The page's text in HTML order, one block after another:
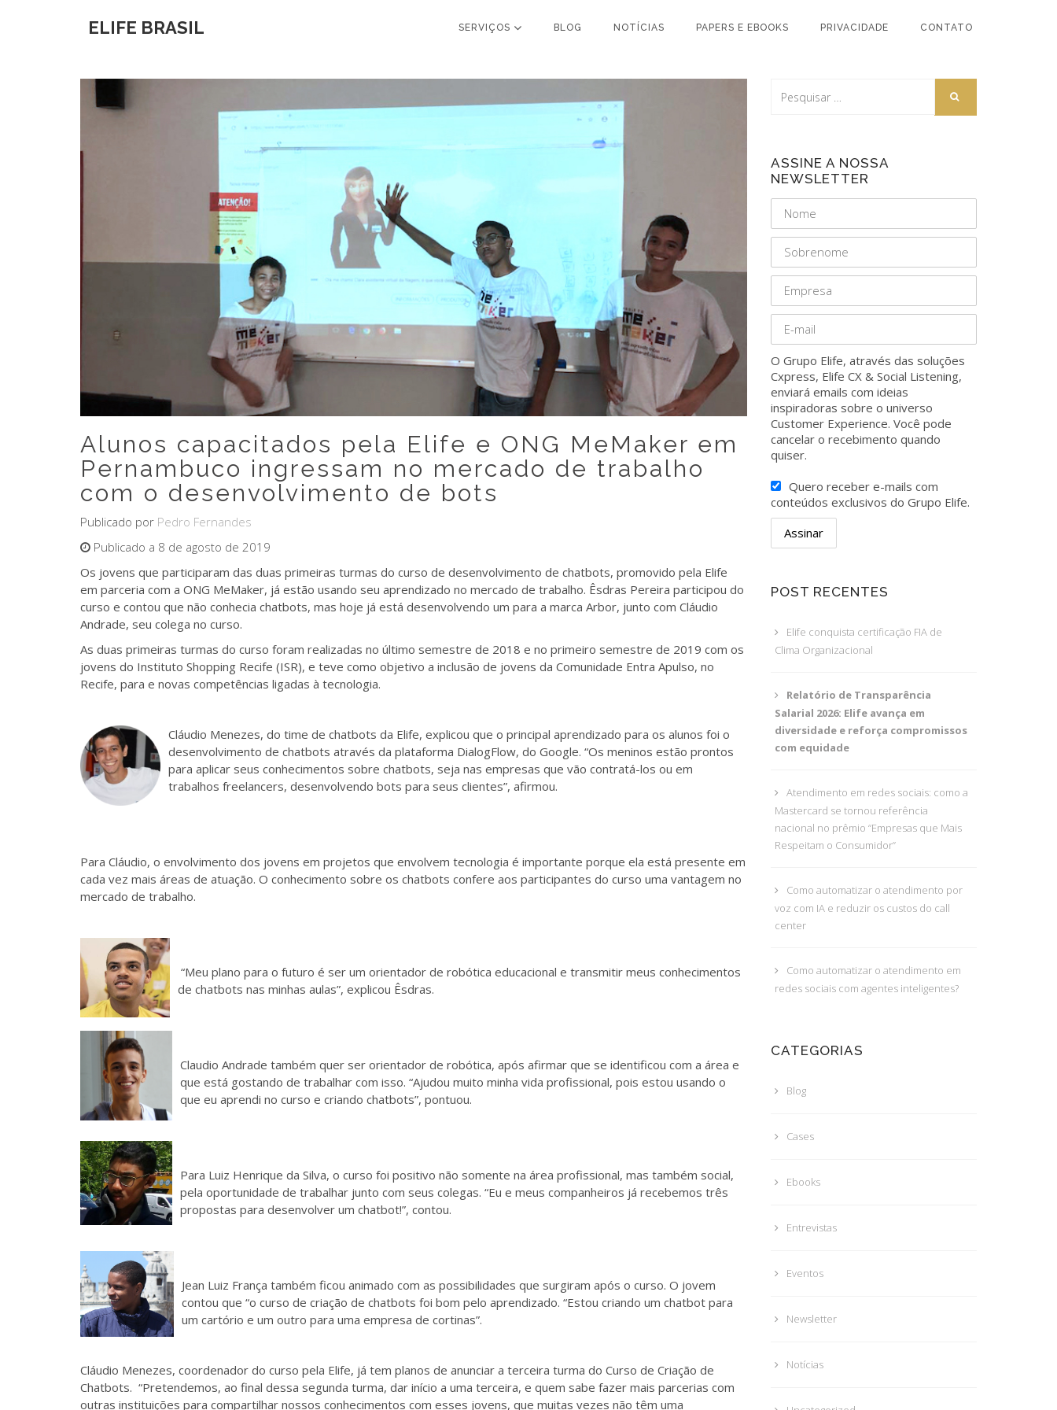
ELIFE BRASIL SERVIÇOS BLOG NOTÍCIAS PAPERS E EBOOKS PRIVACIDADE CONTATO
Alunos capacitados pela Elife e ONG MeMaker em
Pernambuco ingressam no mercado de trabalho
com o desenvolvimento de bots
Publicado por Pedro Fernandes
Publicado a 8 de agosto de 2019
Os jovens que participaram das duas primeiras turmas do curso de desenvolvimento de chatbots, promovido pela Elife
em parceria com a ONG MeMaker, já estão usando seu aprendizado no mercado de trabalho. Êsdras Pereira participou do
curso e contou que não conhecia chatbots, mas hoje já está desenvolvendo um para a marca Arbor, junto com Cláudio
Andrade, seu colega no curso.
As duas primeiras turmas do curso foram realizadas no último semestre de 2018 e no primeiro semestre de 2019 com os
jovens do Instituto Shopping Recife (ISR), e teve como objetivo a inclusão de jovens da Comunidade Entra Apulso, no
Recife, para e novas competências ligadas à tecnologia.
Cláudio Menezes, do time de chatbots da Elife, explicou que o principal aprendizado para os alunos foi o
desenvolvimento de chatbots através da plataforma DialogFlow, do Google. “Os meninos estão prontos
para aplicar seus conhecimentos sobre chatbots, seja nas empresas que vão contratá-los ou em
trabalhos freelancers, desenvolvendo bots para seus clientes”, afirmou.
Para Cláudio, o envolvimento dos jovens em projetos que envolvem tecnologia é importante porque ela está presente em
cada vez mais áreas de atuação. O conhecimento sobre os chatbots confere aos participantes do curso uma vantagem no
mercado de trabalho.
“Meu plano para o futuro é ser um orientador de robótica educacional e transmitir meus conhecimentos
de chatbots nas minhas aulas”, explicou Êsdras.
Claudio Andrade também quer ser orientador de robótica, após afirmar que se identificou com a área e
que está gostando de trabalhar com isso. “Ajudou muito minha vida profissional, pois estou usando o
que eu aprendi no curso e criando chatbots”, pontuou.
Para Luiz Henrique da Silva, o curso foi positivo não somente na área profissional, mas também social,
pela oportunidade de trabalhar junto com seus colegas. “Eu e meus companheiros já recebemos três
propostas para desenvolver um chatbot!”, contou.
Jean Luiz França também ficou animado com as possibilidades que surgiram após o curso. O jovem
contou que “o curso de criação de chatbots foi bom pelo aprendizado. “Estou criando um chatbot para
um cartório e um outro para uma empresa de cortinas”.
Cláudio Menezes, coordenador do curso pela Elife, já tem planos de anunciar a terceira turma do Curso de Criação de
Chatbots. “Pretendemos, ao final dessa segunda turma, dar início a uma terceira, e quem sabe fazer mais parcerias com
outras instituições para compartilhar nossos conhecimentos com esses jovens, que muitas vezes não têm uma
ASSINE A NOSSA
NEWSLETTER
O Grupo Elife, através das soluções
Cxpress, Elife CX & Social Listening,
enviará emails com ideias
inspiradoras sobre o universo
Customer Experience. Você pode
cancelar o recebimento quando
quiser.
Quero receber e-mails com
conteúdos exclusivos do Grupo Elife.
POST RECENTES
Elife conquista certificação FIA de
Clima Organizacional
Relatório de Transparência
Salarial 2026: Elife avança em
diversidade e reforça compromissos
com equidade
Atendimento em redes sociais: como a
Mastercard se tornou referência
nacional no prêmio “Empresas que Mais
Respeitam o Consumidor”
Como automatizar o atendimento por
voz com IA e reduzir os custos do call
center
Como automatizar o atendimento em
redes sociais com agentes inteligentes?
CATEGORIAS
Blog
Cases
Ebooks
Entrevistas
Eventos
Newsletter
Notícias